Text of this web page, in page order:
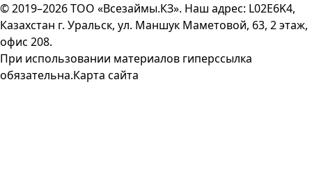
© 2019–2026 ТОО «Всезаймы.КЗ». Наш адрес: L02E6K4,
Казахстан г. Уральск, ул. Маншук Маметовой, 63, 2 этаж,
офис 208.
При использовании материалов гиперссылка
обязательна.Карта сайта